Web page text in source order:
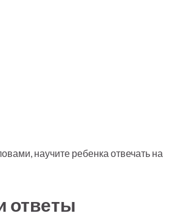
научите ребенка отвечать на
ответы